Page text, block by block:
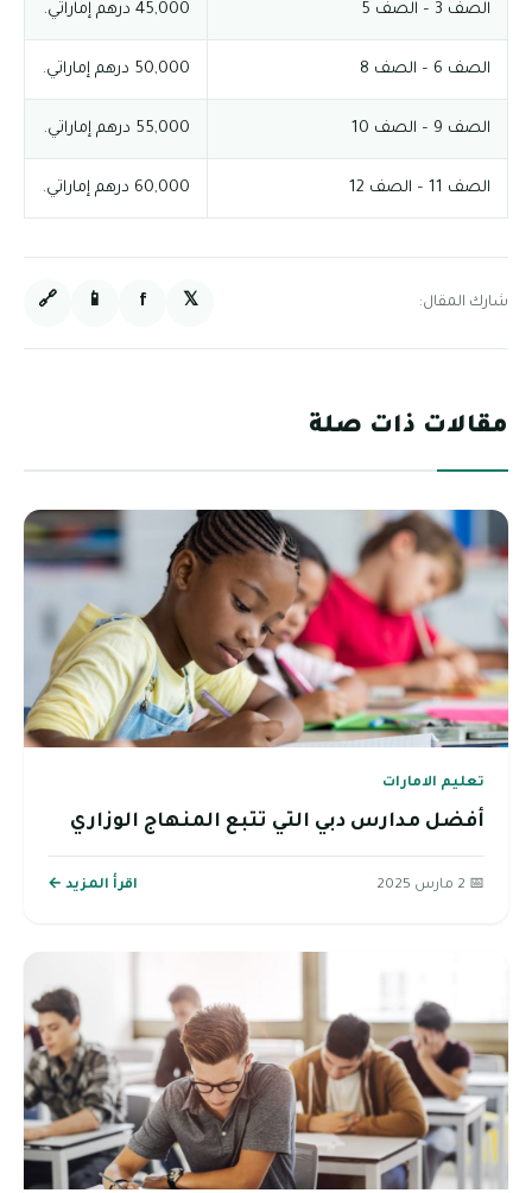
الصف 3 – الصف 5 45,000 درهم إماراتي.
الصف 6 – الصف 8 50,000 درهم إماراتي.
الصف 9 – الصف 10 55,000 درهم إماراتي.
الصف 11 – الصف 12 60,000 درهم إماراتي.
شارك المقال: 𝕏
f
📱
🔗
مقالات ذات صلة
تعليم الامارات
أفضل مدارس دبي التي تتبع المنهاج الوزاري
📅 2 مارس 2025 اقرأ المزيد ←